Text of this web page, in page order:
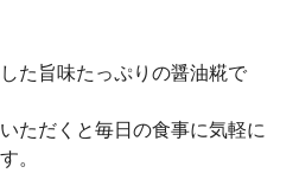
た旨味たっぷりの醤油糀で
ただくと毎日の食事に気軽に
。